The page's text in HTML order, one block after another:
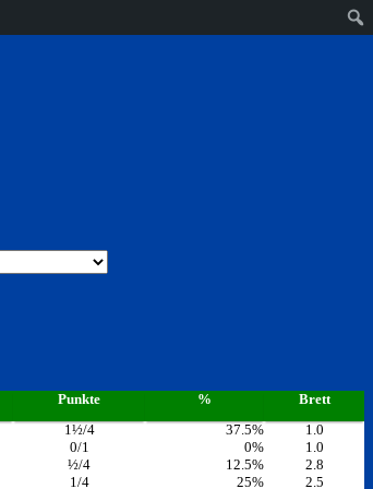
Punkte %
Brett
1½/4 37.5%
1.0
0/1 0%
1.0
½/4 12.5%
2.8
1/4 25%
2.5